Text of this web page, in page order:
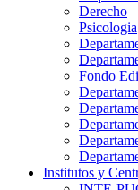
Derecho
Psicologia
Fondo
Institutos y